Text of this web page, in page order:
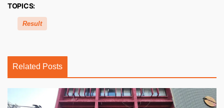
TOPICS:
Result
Related Posts